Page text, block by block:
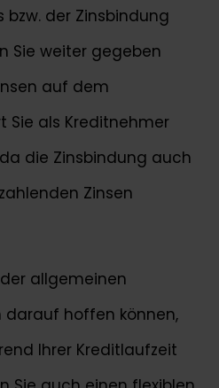
bzw. der Zinsbindung
Sie weiter gegeben
auf dem
Sie als Kreditnehmer
die Zinsbindung auch
Zinsen
allgemeinen
darauf hoffen können,
Ihrer Kreditlaufzeit